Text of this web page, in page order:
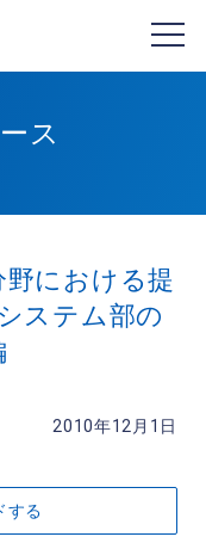
ス
における提
ステム部の
2010年12月1日
する